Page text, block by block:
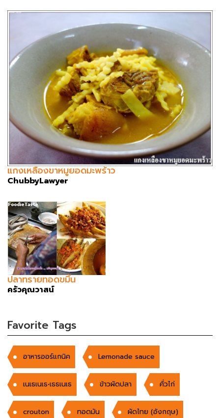
แกงเหลืองขาหมูยอดมะพร้าว
ChubbyLawyer
ปลาทรายทอดขมิ้น
ครัวคุณวาสน์
Favorite Tags
อาหารออร์แกนิค Lemonade sauce
เนเธเนเธ•เธธเนเธ ข้าวผัดปลา คั่วไก่
crouton ทอดมัน ผัดไทย (อังกฤษ)